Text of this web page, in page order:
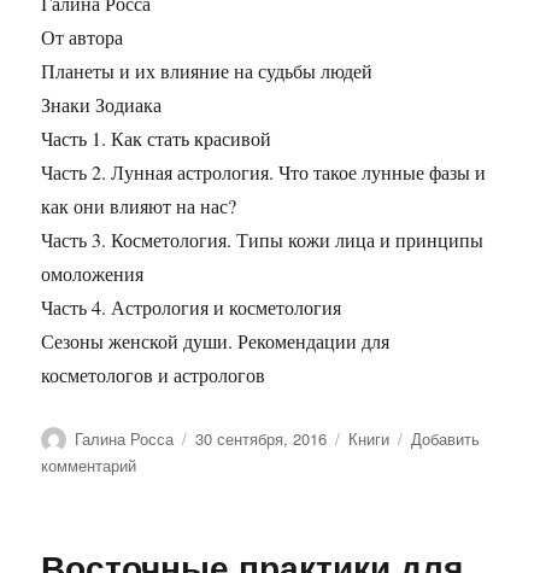
От автора
Планеты и их влияние на судьбы людей
Знаки Зодиака
Часть 1. Как стать красивой
Часть 2. Лунная астрология. Что такое лунные фазы и
как они влияют на нас?
Часть 3. Косметология. Типы кожи лица и принципы
омоложения
Часть 4. Астрология и косметология
Сезоны женской души. Рекомендации для
косметологов и астрологов
Автор
Галина Росса Опубликовано
30 сентября, 2016 Рубрики
Книги
Добавить
комментарийк
красивой.